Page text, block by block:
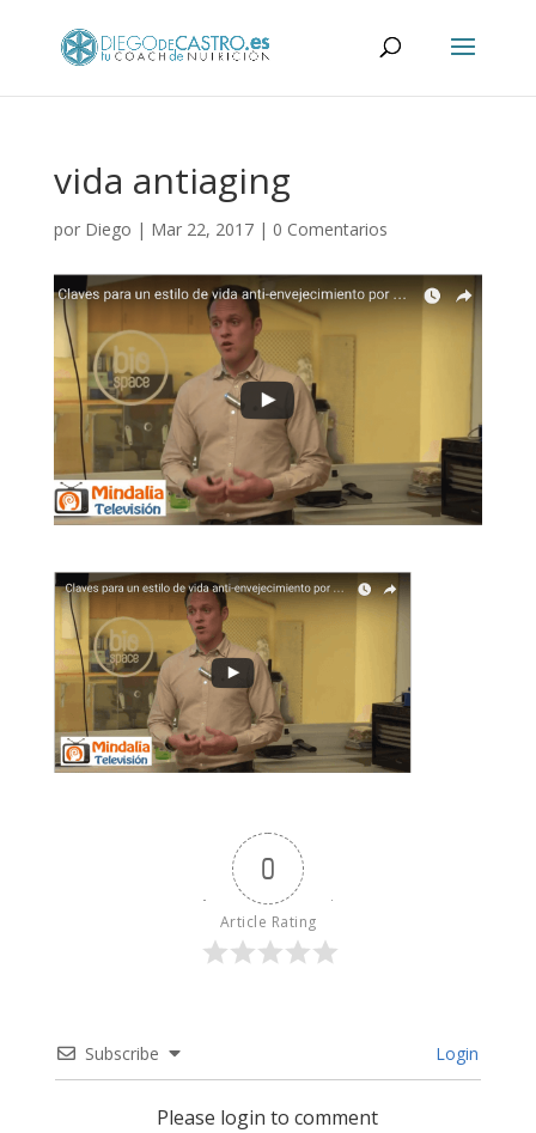
vida antiaging
por Diego | Mar 22, 2017| 0 Comentarios
0
Article Rating
Subscribe Login
Please login to comment